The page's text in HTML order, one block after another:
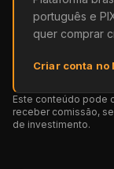
português e
quer comprar
Criar conta no
Este conteúdo pode
receber comissão,
de investimento.